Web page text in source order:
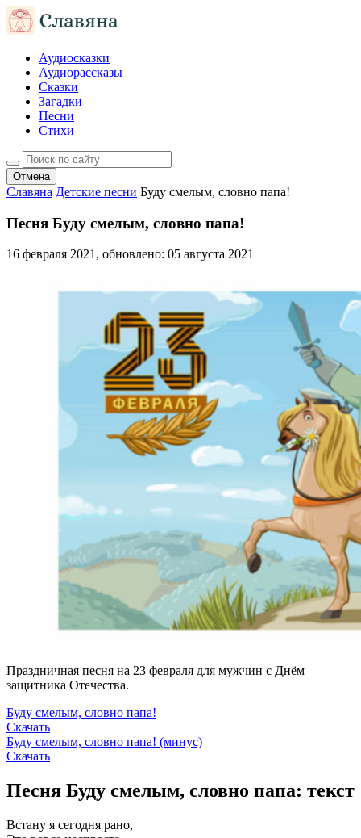
Аудиосказки
Аудиорассказы
Сказки
Загадки
Песни
Стихи
Отмена
Славяна Детские песни Буду смелым, словно папа!
Песня Буду смелым, словно папа!
16 февраля 2021, обновлено: 05 августа 2021
Праздничная песня на 23 февраля для мужчин с Днём
защитника Отечества.
Буду смелым, словно папа!
Скачать
Буду смелым, словно папа! (минус)
Скачать
Песня Буду смелым, словно папа: текст
Встану я сегодня рано,